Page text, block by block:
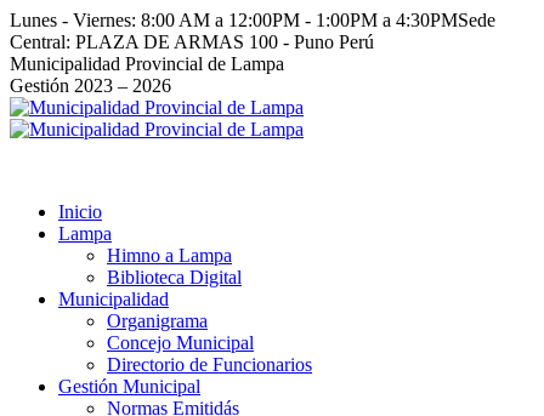
Saltar
al
contenido
Lunes - Viernes: 8:00 AM a 12:00PM - 1:00PM a 4:30PMSede
Central: PLAZA DE ARMAS 100 - Puno Perú
Facebook
page
opens
in
Instagram
page
opens
in
YouTube
page
opens
in
Twitter
page
opens
in
Municipalidad Provincial de Lampa
Gestión 2023 – 2026
Inicio
Lampa
Himno a Lampa
Biblioteca Digital
Municipalidad
Organigrama
Concejo Municipal
Directorio de Funcionarios
Gestión Municipal
Normas Emitidás